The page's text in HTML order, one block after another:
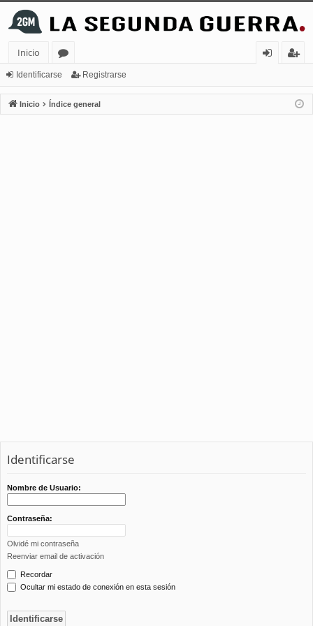
Inicio
or
os
nt
ifi
ist
ra
Identificarse Registrarse
Inicio Índice general
Identificarse
Nombre de Usuario:
Contraseña:
Olvidé mi contraseña
Reenviar email de activación
Recordar
Ocultar mi estado de conexión en esta sesión